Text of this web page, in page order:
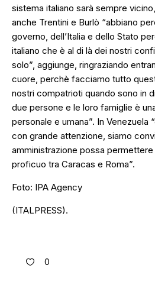
sistema italiano sarà sempre
anche Trentini e Burlò “abbiano
governo, dell’Italia e dello Stato
italiano che è al di là dei nostri
solo”, aggiunge, ringraziando
cuore, perchè facciamo tutto
nostri compatrioti quando sono in
due persone e le loro famiglie è
personale e umana”. In Venezuela
con grande attenzione, siamo
amministrazione possa
proficuo tra Caracas e Roma”.
Foto: IPA Agency
(ITALPRESS).
0